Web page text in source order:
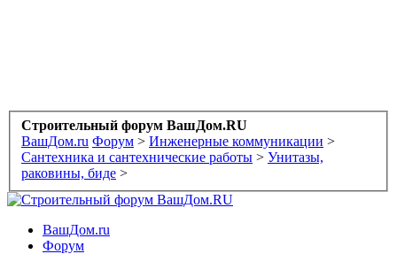
Строительный форум ВашДом.RU
ВашДом.ru Форум > Инженерные коммуникации >
Сантехника и сантехнические работы > Унитазы,
раковины, биде >
ВашДом.ru
Форум